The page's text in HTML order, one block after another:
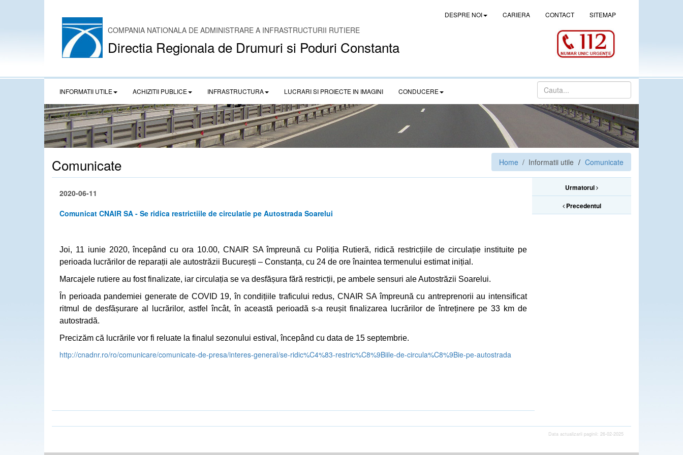
DESPRE NOI CARIERA CONTACT SITEMAP
COMPANIA NATIONALA DE ADMINISTRARE A INFRASTRUCTURII RUTIERE
Directia Regionala de Drumuri si Poduri Constanta
INFORMATII UTILE ACHIZITII PUBLICE INFRASTRUCTURA LUCRARI SI PROIECTE IN IMAGINI CONDUCERE
Comunicate Home / Informatii utile Comunicate
Urmatorul
Precedentul
2020-06-11
Comunicat CNAIR SA - Se ridica restrictiile de circulatie pe Autostrada Soarelui
Joi, 11 iunie 2020, începând cu ora 10.00, CNAIR SA împreună cu Poliția Rutieră, ridică restricțiile de circulație instituite pe
perioada lucrărilor de reparații ale autostrăzii București – Constanța, cu 24 de ore înaintea termenului estimat inițial.
Marcajele rutiere au fost finalizate, iar circulația se va desfășura fără restricții, pe ambele sensuri ale Autostrăzii Soarelui.
În perioada pandemiei generate de COVID 19, în condițiile traficului redus, CNAIR SA împreună cu antreprenorii au intensificat
ritmul de desfășurare al lucrărilor, astfel încât, în această perioadă s-a reușit finalizarea lucrărilor de întreținere pe 33 km de
autostradă.
Precizăm că lucrările vor fi reluate la finalul sezonului estival, începând cu data de 15 septembrie.
http://cnadnr.ro/ro/comunicare/comunicate-de-presa/interes-general/se-ridic%C4%83-restric%C8%9Biile-de-circula%C8%9Bie-pe-autostrada
Data actualizarii paginii: 26-02-2025